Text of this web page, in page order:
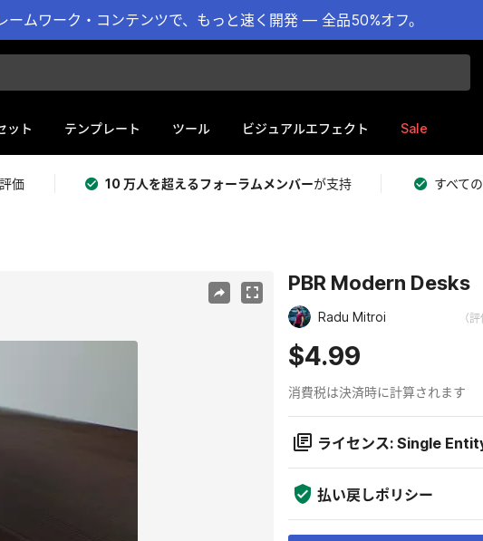
ムワーク・コンテンツで、もっと速く開発 — 全品50%オフ。
ット テンプレート ツール ビジュアルエフェクト Sale
価 10 万人を超えるフォーラムメンバーが支持 すべて
PBR Modern Desks
Radu Mitroi （
$4.99
消費税は決済時に計算されます
ライセンス: Single
払い戻しポリシー